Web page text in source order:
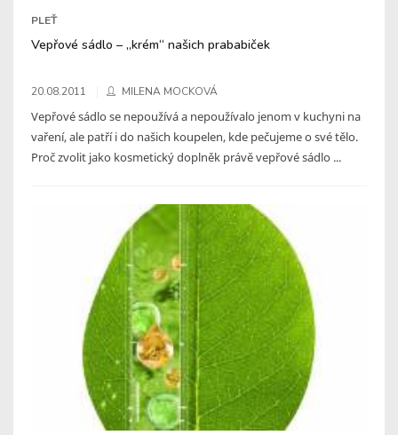
PLEŤ
Vepřové sádlo – „krém“ našich prababiček
20.08.2011 MILENA MOCKOVÁ
Vepřové sádlo se nepoužívá a nepoužívalo jenom v kuchyni na
vaření, ale patří i do našich koupelen, kde pečujeme o své tělo.
Proč zvolit jako kosmetický doplněk právě vepřové sádlo ...